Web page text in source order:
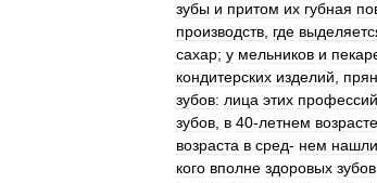
зубы и притом их губная
производств где
сахар; у мельников и
кондитерских изделий
зубов: лица этих профессий
зубов в 40-летнем возрасте
возраста в сред- нем нашли
кого вполне здоровых зубов